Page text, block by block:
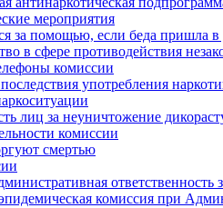
мероприятия
за помощью, если беда пришла
в сфере противодействия
комиссии
употребления
лиц за неуничтожение
комиссии
смертью
ответственность
комиссия при